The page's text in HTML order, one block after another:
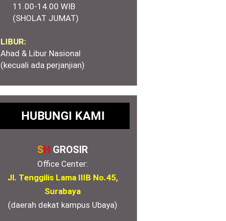
11.00-14.00 WIB
(SHOLAT JUMAT)
LIBUR:
Ahad & Libur Nasional
(kecuali ada perjanjian)
HUBUNGI KAMI
SH GROSIR
Office Center:
Jl. Tenggilis Lama IIIB No.45,
Surabaya
(daerah dekat kampus Ubaya)